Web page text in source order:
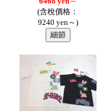
(含稅價格：
9240 yen～)